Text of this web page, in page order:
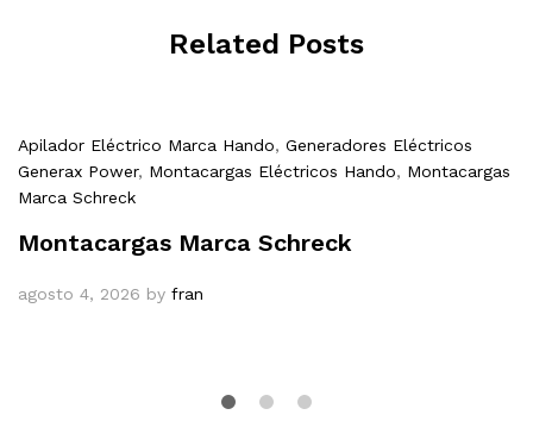
Related Posts
Apilador Eléctrico Marca Hando, Generadores Eléctricos
Generax Power, Montacargas Eléctricos Hando, Montacargas
Marca Schreck
Montacargas Marca Schreck
agosto 4, 2026 by fran